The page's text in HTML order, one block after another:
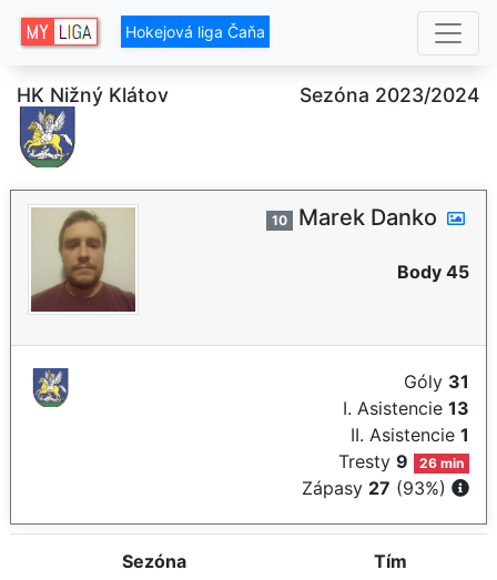
Hokejová liga Čaňa
HK Nižný Klátov Sezóna 2023/2024
10 Marek Danko
Body 45
Góly 31
I. Asistencie 13
II. Asistencie 1
Tresty9 26 min
Zápasy 27 (93%)
Sezóna Tím